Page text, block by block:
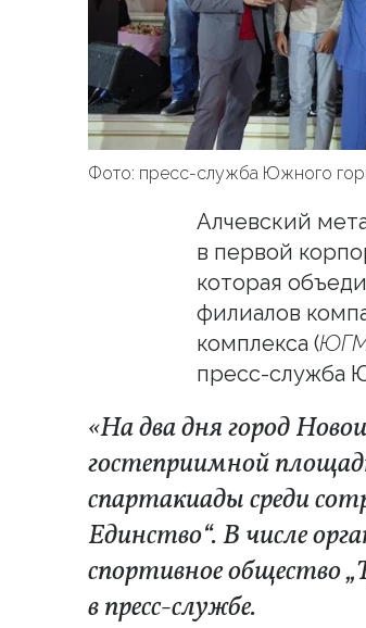
Фото: пресс-служба Южного
Алчевский
в первой
которая
филиалов
комплекса (
пресс-служба
«На два дня город
гостеприимной
спартакиады среди
Единство“. В числе
спортивное общество
в пресс-службе.